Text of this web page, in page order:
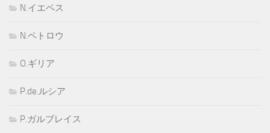
N.イエペス
N.ペトロウ
O.ギリア
P.de.ルシア
P.ガルブレイス